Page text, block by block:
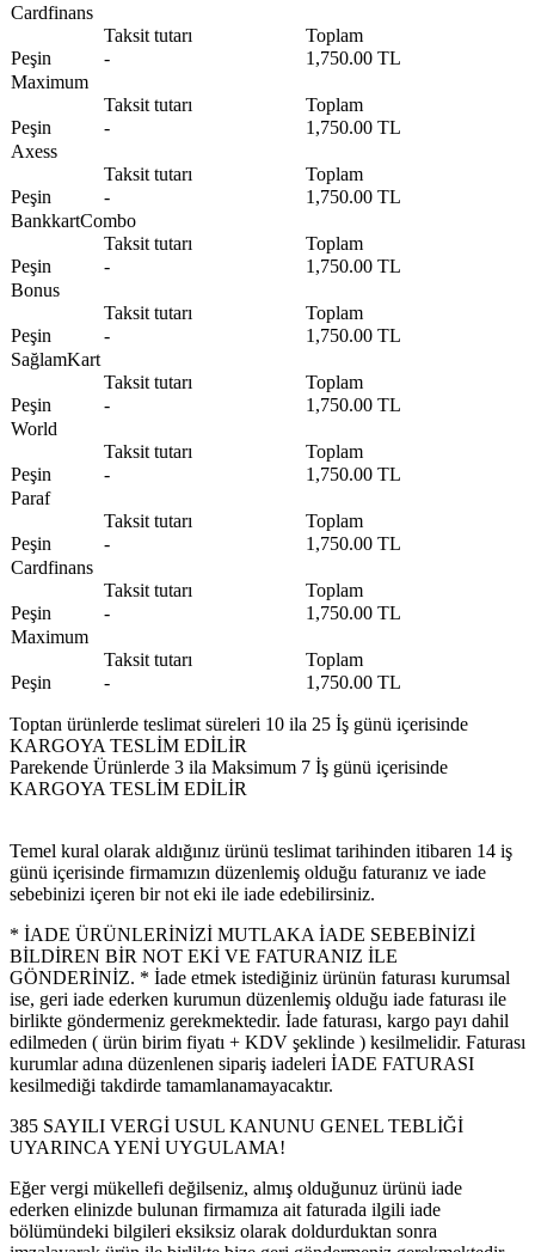
Cardfinans
Taksit tutarı
Toplam
Peşin
-
1,750.00 TL
Maximum
Taksit tutarı
Toplam
Peşin
-
1,750.00 TL
Axess
Taksit tutarı
Toplam
Peşin
-
1,750.00 TL
BankkartCombo
Taksit tutarı
Toplam
Peşin
-
1,750.00 TL
Bonus
Taksit tutarı
Toplam
Peşin
-
1,750.00 TL
SağlamKart
Taksit tutarı
Toplam
Peşin
-
1,750.00 TL
World
Taksit tutarı
Toplam
Peşin
-
1,750.00 TL
Paraf
Taksit tutarı
Toplam
Peşin
-
1,750.00 TL
Cardfinans
Taksit tutarı
Toplam
Peşin
-
1,750.00 TL
Maximum
Taksit tutarı
Toplam
Peşin
- 1,750.00 TL
Toptan ürünlerde teslimat süreleri 10 ila 25 İş günü içerisinde
KARGOYA TESLİM EDİLİR
Parekende Ürünlerde 3 ila Maksimum 7 İş günü içerisinde
KARGOYA TESLİM EDİLİR
Temel kural olarak aldığınız ürünü teslimat tarihinden itibaren 14 iş
günü içerisinde firmamızın düzenlemiş olduğu faturanız ve iade
sebebinizi içeren bir not eki ile iade edebilirsiniz.
* İADE ÜRÜNLERİNİZİ MUTLAKA İADE SEBEBİNİZİ
BİLDİREN BİR NOT EKİ VE FATURANIZ İLE
GÖNDERİNİZ. * İade etmek istediğiniz ürünün faturası kurumsal
ise, geri iade ederken kurumun düzenlemiş olduğu iade faturası ile
birlikte göndermeniz gerekmektedir. İade faturası, kargo payı dahil
edilmeden ( ürün birim fiyatı + KDV şeklinde ) kesilmelidir. Faturası
kurumlar adına düzenlenen sipariş iadeleri İADE FATURASI
kesilmediği takdirde tamamlanamayacaktır.
385 SAYILI VERGİ USUL KANUNU GENEL TEBLİĞİ
UYARINCA YENİ UYGULAMA!
Eğer vergi mükellefi değilseniz, almış olduğunuz ürünü iade
ederken elinizde bulunan firmamıza ait faturada ilgili iade
bölümündeki bilgileri eksiksiz olarak doldurduktan sonra